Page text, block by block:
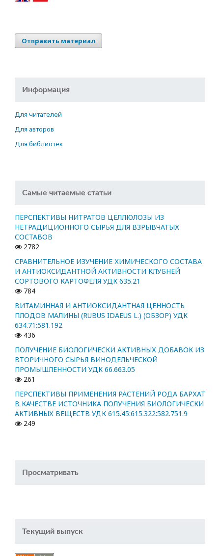
Отправить материал
Информация
Для читателей
Для авторов
Для библиотек
Самые читаемые статьи
ПЕРСПЕКТИВЫ НИТРАТОВ ЦЕЛЛЮЛОЗЫ ИЗ
НЕТРАДИЦИОННОГО СЫРЬЯ ДЛЯ ВЗРЫВЧАТЫХ
СОСТАВОВ
2782
СРАВНИТЕЛЬНОЕ ИЗУЧЕНИЕ ХИМИЧЕСКОГО СОСТАВА
И АНТИОКСИДАНТНОЙ АКТИВНОСТИ КЛУБНЕЙ
СОРТОВОГО КАРТОФЕЛЯ УДК 635.21
784
ВИТАМИННАЯ И АНТИОКСИДАНТНАЯ ЦЕННОСТЬ
ПЛОДОВ МАЛИНЫ (RUBUS IDAEUS L.) (ОБЗОР) УДК
634.71:581.192
436
ПОЛУЧЕНИЕ БИОЛОГИЧЕСКИ АКТИВНЫХ ДОБАВОК ИЗ
ВТОРИЧНОГО СЫРЬЯ ВИНОДЕЛЬЧЕСКОЙ
ПРОМЫШЛЕННОСТИ УДК 66.663.05
261
ПЕРСПЕКТИВЫ ПРИМЕНЕНИЯ РАСТЕНИЙ РОДА БАРХАТ
В КАЧЕСТВЕ ИСТОЧНИКА ПОЛУЧЕНИЯ БИОЛОГИЧЕСКИ
АКТИВНЫХ ВЕЩЕСТВ УДК 615.45:615.322:582.751.9
249
Просматривать
Текущий выпуск